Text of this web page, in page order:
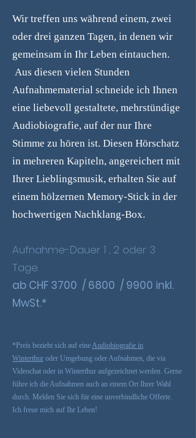
Wir treffen uns während einem, zwei
oder drei ganzen Tagen, in denen wir
gemeinsam in Ihr Leben eintauchen.
Aus diesen vielen Stunden
Aufnahmematerial schneide ich Ihnen
eine liebevoll gestaltete, mehrstündige
Audiobiografie, auf der nur Ihre
Stimme zu hören ist. Diesen Hörschatz
in mehreren Kapiteln, angereichert mit
Ihrer Lieblingsmusik, erhalten Sie auf
einem hölzernen Memory-Stick in der
hochwertigen Nachklang-Box.
Aufnahme-Dauer 1 , 2 oder 3
Tage.
ab CHF 3700 / 6800 / 9900 inkl.
MwSt.*
​*Preis bezieht sich auf eineAudiobiografie in
Winterthur oder Umgebung oder Aufnahmen, die via
Videochat oder in Winterthur aufgezeichnet werden. Gerne
führe ich die Aufnahmen auch an einem Ort Ihrer Wahl
durch. Melden Sie sich für eine unverbindliche Offerte.
Ich freue mich auf Ihr Leben!